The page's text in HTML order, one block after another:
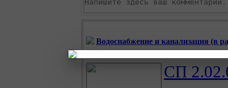
Водоснабжение и канализация (в
СП